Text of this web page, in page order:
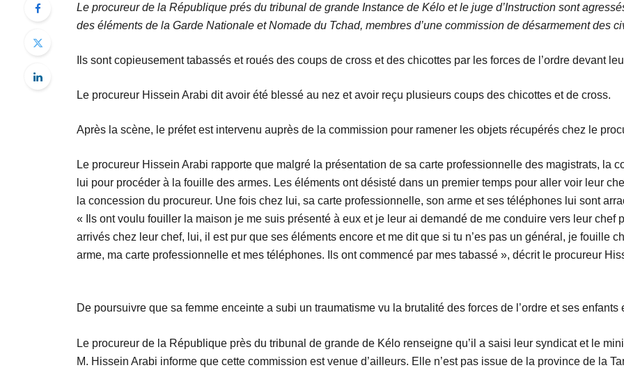
Le procureur de la République prés du tribunal de grande Instance de Kélo et le juge d’Instruction sont
des éléments de la Garde Nationale et Nomade du Tchad, membres d’une commission de désarmement des
Ils sont copieusement tabassés et roués des coups de cross et des chicottes par les forces de l’ordre devant
Le procureur Hissein Arabi dit avoir été blessé au nez et avoir reçu plusieurs coups des chicottes et de cross.
Après la scène, le préfet est intervenu auprès de la commission pour ramener les objets récupérés chez le
Le procureur Hissein Arabi rapporte que malgré la présentation de sa carte professionnelle des magistrats, la
lui pour procéder à la fouille des armes. Les éléments ont désisté dans un premier temps pour aller voir leur
la concession du procureur. Une fois chez lui, sa carte professionnelle, son arme et ses téléphones lui sont
« Ils ont voulu fouiller la maison je me suis présenté à eux et je leur ai demandé de me conduire vers leur chef
arrivés chez leur chef, lui, il est pur que ses éléments encore et me dit que si tu n’es pas un général, je fouille
arme, ma carte professionnelle et mes téléphones. Ils ont commencé par mes tabassé », décrit le procureur
De poursuivre que sa femme enceinte a subi un traumatisme vu la brutalité des forces de l’ordre et ses
Le procureur de la République près du tribunal de grande de Kélo renseigne qu’il a saisi leur syndicat et le
M. Hissein Arabi informe que cette commission est venue d’ailleurs. Elle n’est pas issue de la province de la